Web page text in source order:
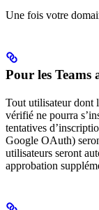
Une fois votre
Pour les Teams
Tout utilisateur dont
vérifié ne pourra
tentatives
Google OAuth)
utilisateurs seront
approbation